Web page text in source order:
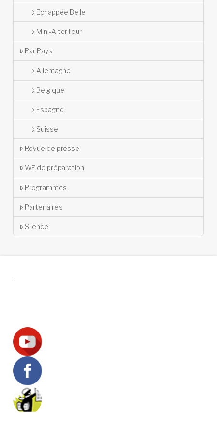
Echappée Belle
Mini-AlterTour
Par Pays
Allemagne
Belgique
Espagne
Suisse
Revue de presse
WE de préparation
Programmes
Partenaires
Silence